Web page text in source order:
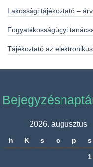
Lakossági tájékoztató –
Fogyatékosságügyi
Tájékoztató az
2026. augusztus
h K s c p s
1